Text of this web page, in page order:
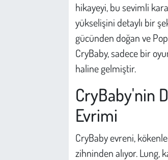
hikayeyi, bu sevimli
yükselişini detaylı bir
gücünden doğan ve
CryBaby, sadece bir
haline gelmiştir.
CryBaby'nin
Evrimi
CryBaby evreni,
zihninden alıyor. Lung,